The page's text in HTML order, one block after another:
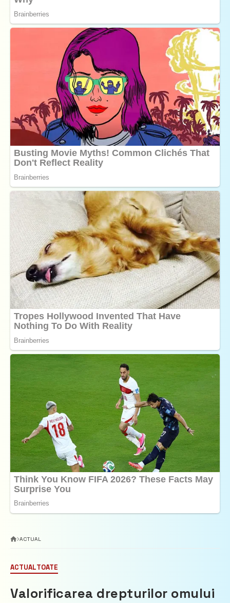
ACTUAL
ACTUALTOATE
Valorificarea drepturilor omului